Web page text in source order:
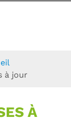
à jour
À